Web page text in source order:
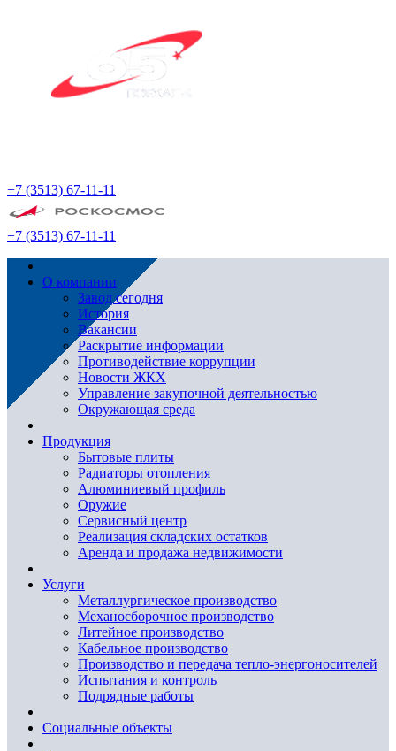
+7 (3513) 67-11-11
+7 (3513) 67-11-11
О компании
Завод сегодня
История
Вакансии
Раскрытие информации
Противодействие коррупции
Новости ЖКХ
Управление закупочной деятельностью
Окружающая среда
Продукция
Бытовые плиты
Радиаторы отопления
Алюминиевый профиль
Оружие
Сервисный центр
Реализация складских остатков
Аренда и продажа недвижимости
Услуги
Металлургическое производство
Механосборочное производство
Литейное производство
Кабельное производство
Производство и передача тепло-энергоносителей
Испытания и контроль
Подрядные работы
Социальные объекты